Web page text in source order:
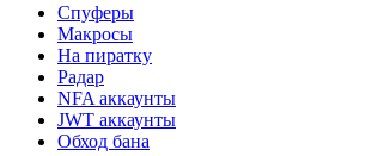
Спуферы
Макросы
На пиратку
Радар
NFA аккаунты
JWT аккаунты
Обход бана